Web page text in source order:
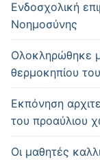
Ενδοσχολική
Νοημοσύνης
Oλοκληρώθηκε
θερμοκηπίου
Εκπόνηση
του προαύλιου
Οι μαθητές